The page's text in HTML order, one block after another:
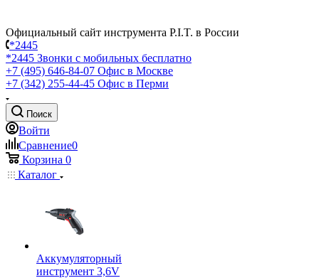
Официальный сайт инструмента P.I.T. в России
*2445
*2445 Звонки с мобильных бесплатно
+7 (495) 646-84-07 Офис в Москве
+7 (342) 255-44-45 Офис в Перми
Поиск
Войти
Сравнение0
Корзина 0
Каталог
Аккумуляторный
инструмент 3,6V